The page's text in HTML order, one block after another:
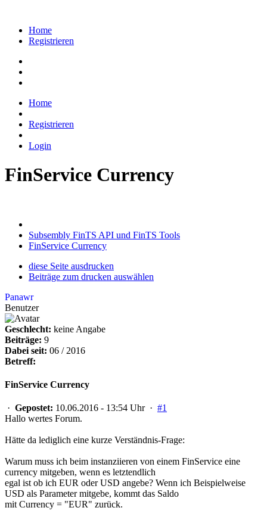
Home
Registrieren
Home
Registrieren
Login
FinService Currency
Subsembly FinTS API und FinTS Tools
FinService Currency
diese Seite ausdrucken
Beiträge zum drucken auswählen
Panawr
Benutzer
Geschlecht: keine Angabe
Beiträge: 9
Dabei seit: 06 / 2016
Betreff:
FinService Currency
· Gepostet: 10.06.2016 - 13:54 Uhr · #1
Hallo wertes Forum.
Hätte da lediglich eine kurze Verständnis-Frage:
Warum muss ich beim instanziieren von einem FinService eine
currency mitgeben, wenn es letztendlich
egal ist ob ich EUR oder USD angebe? Wenn ich Beispielweise
USD als Parameter mitgebe, kommt das Saldo
mit Currency = "EUR" zurück.